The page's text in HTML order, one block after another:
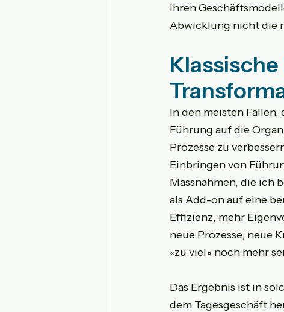
ihren
Abwicklung nicht die
In den meisten
Führung auf die
Prozesse zu
Einbringen von
Massnahmen, die ich
als Add-on auf eine
Effizienz, mehr
neue Prozesse, neue
«zu viel» noch mehr
Das Ergebnis ist in
dem Tagesgeschäft